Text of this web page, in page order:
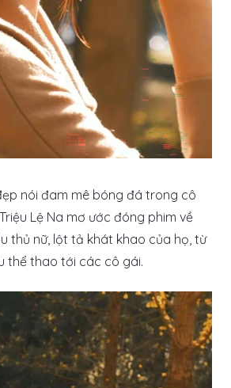
nói đam mê bóng đá trong cô
Lệ Na mơ ước đóng phim về
thủ nữ, lột tả khát khao của họ, từ
thể thao tới các cô gái.